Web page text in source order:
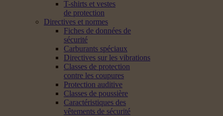
T-shirts et vestes
de protection
Directives et normes
Fiches de données de
sécurité
Carburants spéciaux
Directives sur les vibrations
Classes de protection
contre les coupures
Protection auditive
Classes de poussière
Caractéristiques des
vêtements de sécurité